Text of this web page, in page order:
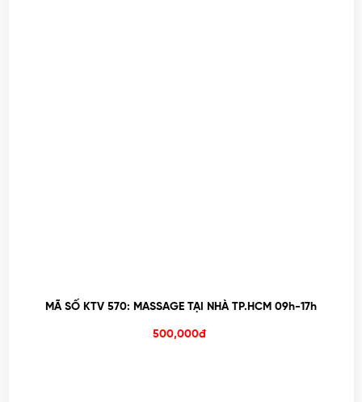
MÃ SỐ KTV 570: MASSAGE TẠI NHÀ TP.HCM 09h-17h
500,000đ